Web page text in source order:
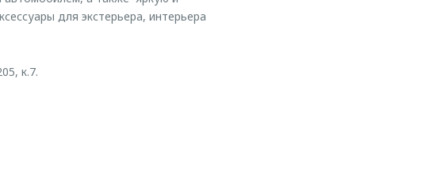
для экстерьера, интерьера
к.7.